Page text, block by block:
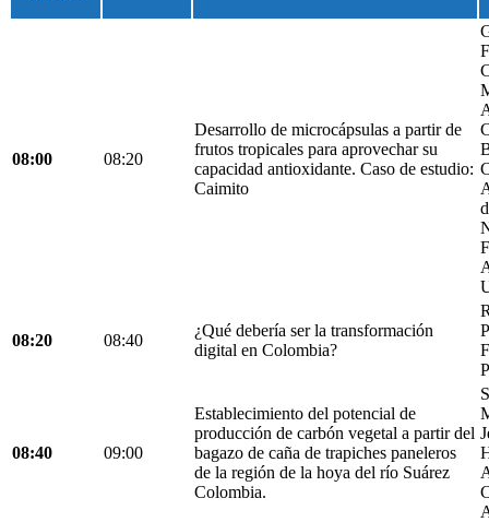
08:00 08:20
Desarrollo de microcápsulas a partir de
frutos tropicales para aprovechar su
capacidad antioxidante. Caso de estudio:
Caimito
08:20 08:40
¿Qué debería ser la transformación
digital en Colombia?
08:40 09:00
Establecimiento del potencial de
producción de carbón vegetal a partir del
bagazo de caña de trapiches paneleros
de la región de la hoya del río Suárez
Colombia.